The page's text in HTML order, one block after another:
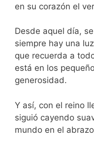
en su corazón el
Desde aquel día,
siempre hay una
que recuerda a
está en los
generosidad.
Y así, con el reino
siguió cayendo
mundo en el